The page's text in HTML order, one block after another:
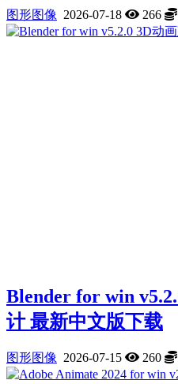
图形图像 2026-07-18 266
Blender for win
计 最新中文版下载
图形图像 2026-07-15 260